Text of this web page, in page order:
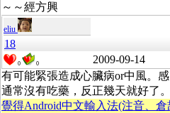
～～經方興
eliu
18
0 0 2009-09-14
有可能緊張造成心臟病or中風。
通常沒有吃藥，反正幾天就好了。
覺得Android中文輸入法(注音、